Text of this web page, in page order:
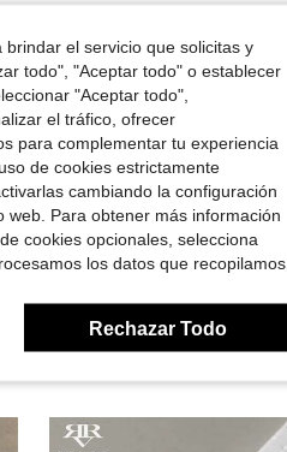
el servicio que solicitas y
todo", "Aceptar todo" o establecer
"Aceptar todo",
el tráfico, ofrecer
para complementar tu experiencia
de cookies estrictamente
cambiando la configuración
Para obtener más información
cookies opcionales, selecciona
los datos que recopilamos,
Rechazar Todo